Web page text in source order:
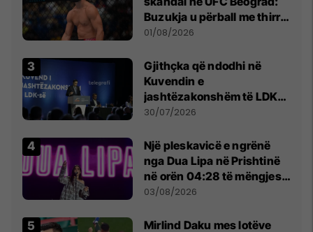
Buzukja u përball me thirrje
anti-shqiptare nga
01/08/2026
Gjithçka që ndodhi në
Kuvendin e
jashtëzakonshëm të LDK-
së
30/07/2026
Një pleskavicë e ngrënë
nga Dua Lipa në Prishtinë
në orën 04:28 të mëngjesit
- dhe bota digjitale serbe
03/08/2026
Mirlind Daku mes lotëve